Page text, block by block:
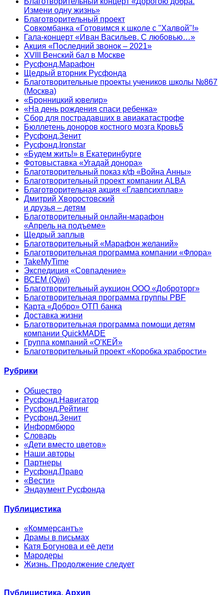
Измени одну жизнь»
Благотворительный проект
Совкомбанка «Готовимся к школе с "Халвой"!»
Гала-концерт «Иван Васильев. С любовью…»
Акция «Последний звонок – 2021»
XVIII Венский бал в Москве
Русфонд.Марафон
Щедрый вторник Русфонда
Благотворительные проекты учеников школы №867
(Москва)
«Бронницкий ювелир»
«На день рождения спаси ребенка»
Сбор для пострадавших в авиакатастрофе
Бюллетень доноров костного мозга Кровь5
Русфонд.Зенит
Русфонд.Ironstar
«Будем жить!» в Екатеринбурге
Фотовыставка «Угадай донора»
Благотворительный показ к/ф «Война Анны»
Благотворительный проект компании ALBA
Благотворительная акция «Главпсихплав»
Дмитрий Хворостовский
и друзья – детям
Благотворительный онлайн‑марафон
«Апрель на подъеме»
Щедрый заплыв
Благотворительный «Марафон желаний»
Благотворительная программа компании «Флора»
TakeMyTime
Экспедиция «Совпадение»
ВСЕМ (Qiwi)
Благотворительный аукцион ООО «Доброторг»
Благотворительная программа группы PBF
Карта «Добро» ОТП банка
Доставка жизни
Благотворительная программа помощи детям
компании QuickMADE
Группа компаний «О’КЕЙ»
Благотворительный проект «Коробка храбрости»
Рубрики
Общество
Русфонд.Навигатор
Русфонд.Рейтинг
Русфонд.Зенит
Информбюро
Словарь
«Дети вместо цветов»
Наши авторы
Партнеры
Русфонд.Право
«Вести»
Эндаумент Русфонда
Публицистика
«Коммерсантъ»
Драмы в письмах
Катя Богунова и её дети
Мародеры
Жизнь. Продолжение следует
Публицистика. Архив